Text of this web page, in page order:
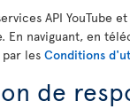
API YouTube
En naviguant, en
par les Conditions
de